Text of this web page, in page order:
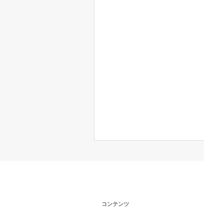
コンテンツ